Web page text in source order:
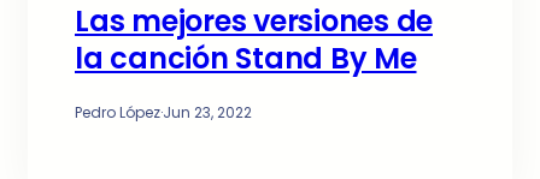
Las mejores versiones de
la canción Stand By Me
Pedro López·Jun 23, 2022